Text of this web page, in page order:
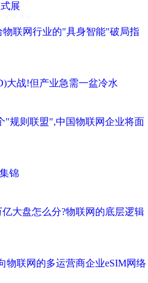
展
联网行业的"具身智能"破局指
大战!但产业急需一盆冷水
"规则联盟",中国物联网企业将面
锦
大盘怎么分?物联网的底层逻辑
物联网的多运营商企业eSIM网络